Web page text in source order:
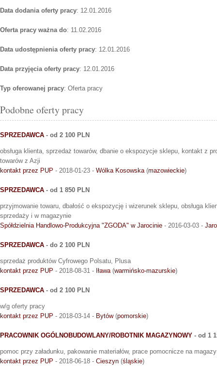
Data dodania oferty pracy: 12.01.2016
Oferta pracy ważna do: 11.02.2016
Data udostępnienia oferty pracy: 12.01.2016
Data przyjęcia oferty pracy: 12.01.2016
Typ oferowanej pracy: Oferta pracy
Podobne oferty pracy
SPRZEDAWCA - od 2 100 PLN
obsługa klienta, sprzedaż towarów, dbanie o ekspozycje sklepu, kontakt z
towarów z Azji
kontakt przez PUP - 2018-01-23 - Wólka Kosowska (mazowieckie)
SPRZEDAWCA - od 1 850 PLN
przyjmowanie towaru, dbałość o ekspozycję i wizerunek sklepu, obsługa
sprzedaży i w magazynie
Spółdzielnia Handlowo-Produkcyjna "ZGODA" w Jarocinie - 2016-03-03 -
SPRZEDAWCA - do 2 100 PLN
sprzedaż produktów Cyfrowego Polsatu, Plusa
kontakt przez PUP - 2018-08-31 - Iława (warmińsko-mazurskie)
SPRZEDAWCA - od 2 100 PLN
w/g oferty pracy
kontakt przez PUP - 2018-03-14 - Bytów(pomorskie)
PRACOWNIK OGÓLNOBUDOWLANY/ROBOTNIK MAGAZYNOWY - od 1
pomoc przy załadunku, pakowanie materiałów, prace pomocnicze na
kontakt przez PUP - 2018-06-18 - Cieszyn (śląskie)